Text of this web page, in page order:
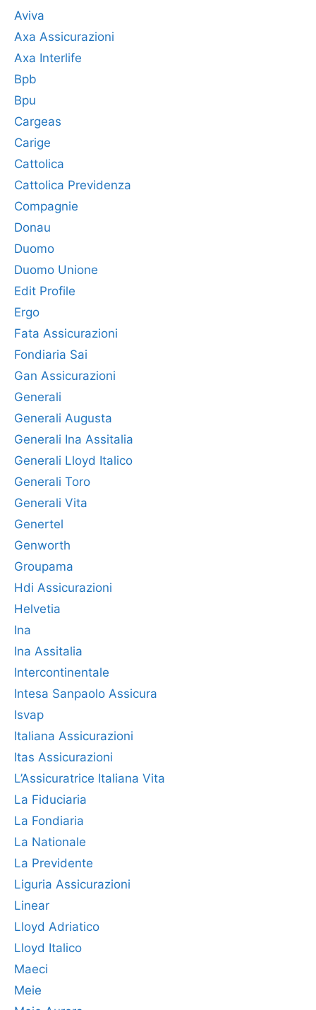
Aviva
Axa Assicurazioni
Axa Interlife
Bpb
Bpu
Cargeas
Carige
Cattolica
Cattolica Previdenza
Compagnie
Donau
Duomo
Duomo Unione
Edit Profile
Ergo
Fata Assicurazioni
Fondiaria Sai
Gan Assicurazioni
Generali
Generali Augusta
Generali Ina Assitalia
Generali Lloyd Italico
Generali Toro
Generali Vita
Genertel
Genworth
Groupama
Hdi Assicurazioni
Helvetia
Ina
Ina Assitalia
Intercontinentale
Intesa Sanpaolo Assicura
Isvap
Italiana Assicurazioni
Itas Assicurazioni
L’Assicuratrice Italiana Vita
La Fiduciaria
La Fondiaria
La Nationale
La Previdente
Liguria Assicurazioni
Linear
Lloyd Adriatico
Lloyd Italico
Maeci
Meie